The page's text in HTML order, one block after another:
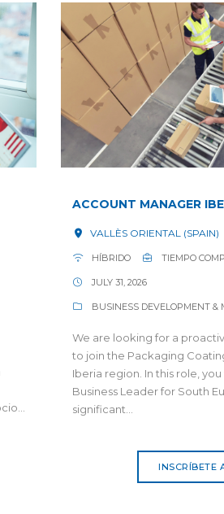
ACCOUNT MANAGER
VALLÈS ORIENTAL (SPAIN)
HÍBRIDO TIEMPO
JULY 31, 2026
BUSINESS DEVELOPMENT &
We are looking for a
to join the Packaging
Iberia region. In this role,
Business Leader for South
significant...
INSCRÍBETE